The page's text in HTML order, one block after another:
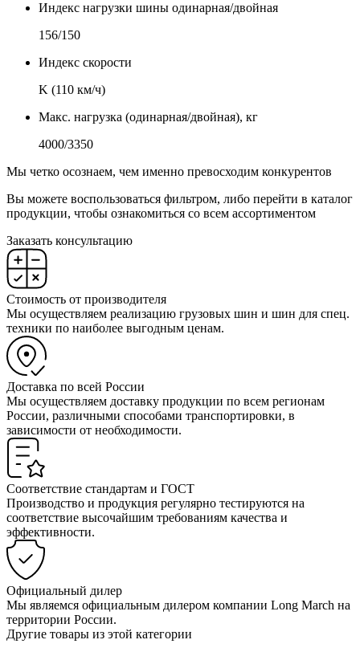
Индекс нагрузки шины одинарная/двойная
156/150
Индекс скорости
K (110 км/ч)
Макс. нагрузка (одинарная/двойная), кг
4000/3350
Мы четко осознаем, чем именно превосходим конкурентов
Вы можете воспользоваться фильтром, либо перейти в каталог
продукции, чтобы ознакомиться со всем ассортиментом
Заказать консультацию
Стоимость от производителя
Мы осуществляем реализацию грузовых шин и шин для спец.
техники по наиболее выгодным ценам.
Доставка по всей России
Мы осуществляем доставку продукции по всем регионам
России, различными способами транспортировки, в
зависимости от необходимости.
Соответствие стандартам и ГОСТ
Производство и продукция регулярно тестируются на
соответствие высочайшим требованиям качества и
эффективности.
Официальный дилер
Мы являемся официальным дилером компании Long March на
территории России.
Другие товары из этой категории